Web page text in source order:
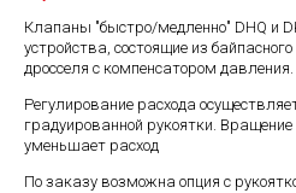
Клапаны "быстро/медленно" DHQ и
устройства, состоящие из
дросселя с компенсатором давления.
Регулирование расхода
градуированной рукоятки. Вращение
уменьшает расход
По заказу возможна опция с